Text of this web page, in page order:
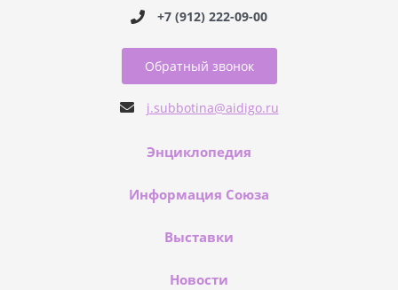
+7 (912) 222-09-00
Обратный звонок
j.subbotina@aidigo.ru
Энциклопедия
Информация Союза
Выставки
Новости